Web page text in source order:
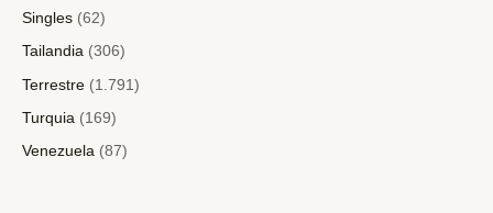
Singles (62)
Tailandia (306)
Terrestre (1.791)
Turquia (169)
Venezuela (87)